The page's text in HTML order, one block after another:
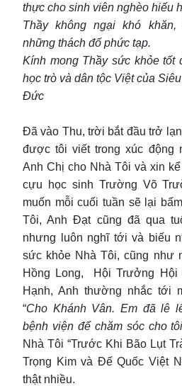
thực cho sinh viên nghèo hiếu
Thầy không ngại khó
những thách đố phức tạp.
Kính mong Thầy sức khỏe tốt
học trò và dân tộc Việt của
Đức
Đã vào Thu, trời bắt đầu trở
được tôi viết trong xúc động
Anh Chị cho Nhà Tôi và xin
cựu học sinh Trường Võ
muốn mỗi cuối tuần sẽ lại
Tôi, Anh Đạt cũng đã qua
nhưng luôn nghĩ tới và biếu
sức khỏe Nhà Tôi, cũng như
Hồng Long, Hội Trưởng
Hạnh, Anh thường nhắc tới
“Cho Khánh Vân. Em đã lê
bệnh viện để chăm sóc cho
Nhà Tôi “Trước Khi Bão Lụt
Trọng Kim và Đế Quốc Việt
thật nhiều.